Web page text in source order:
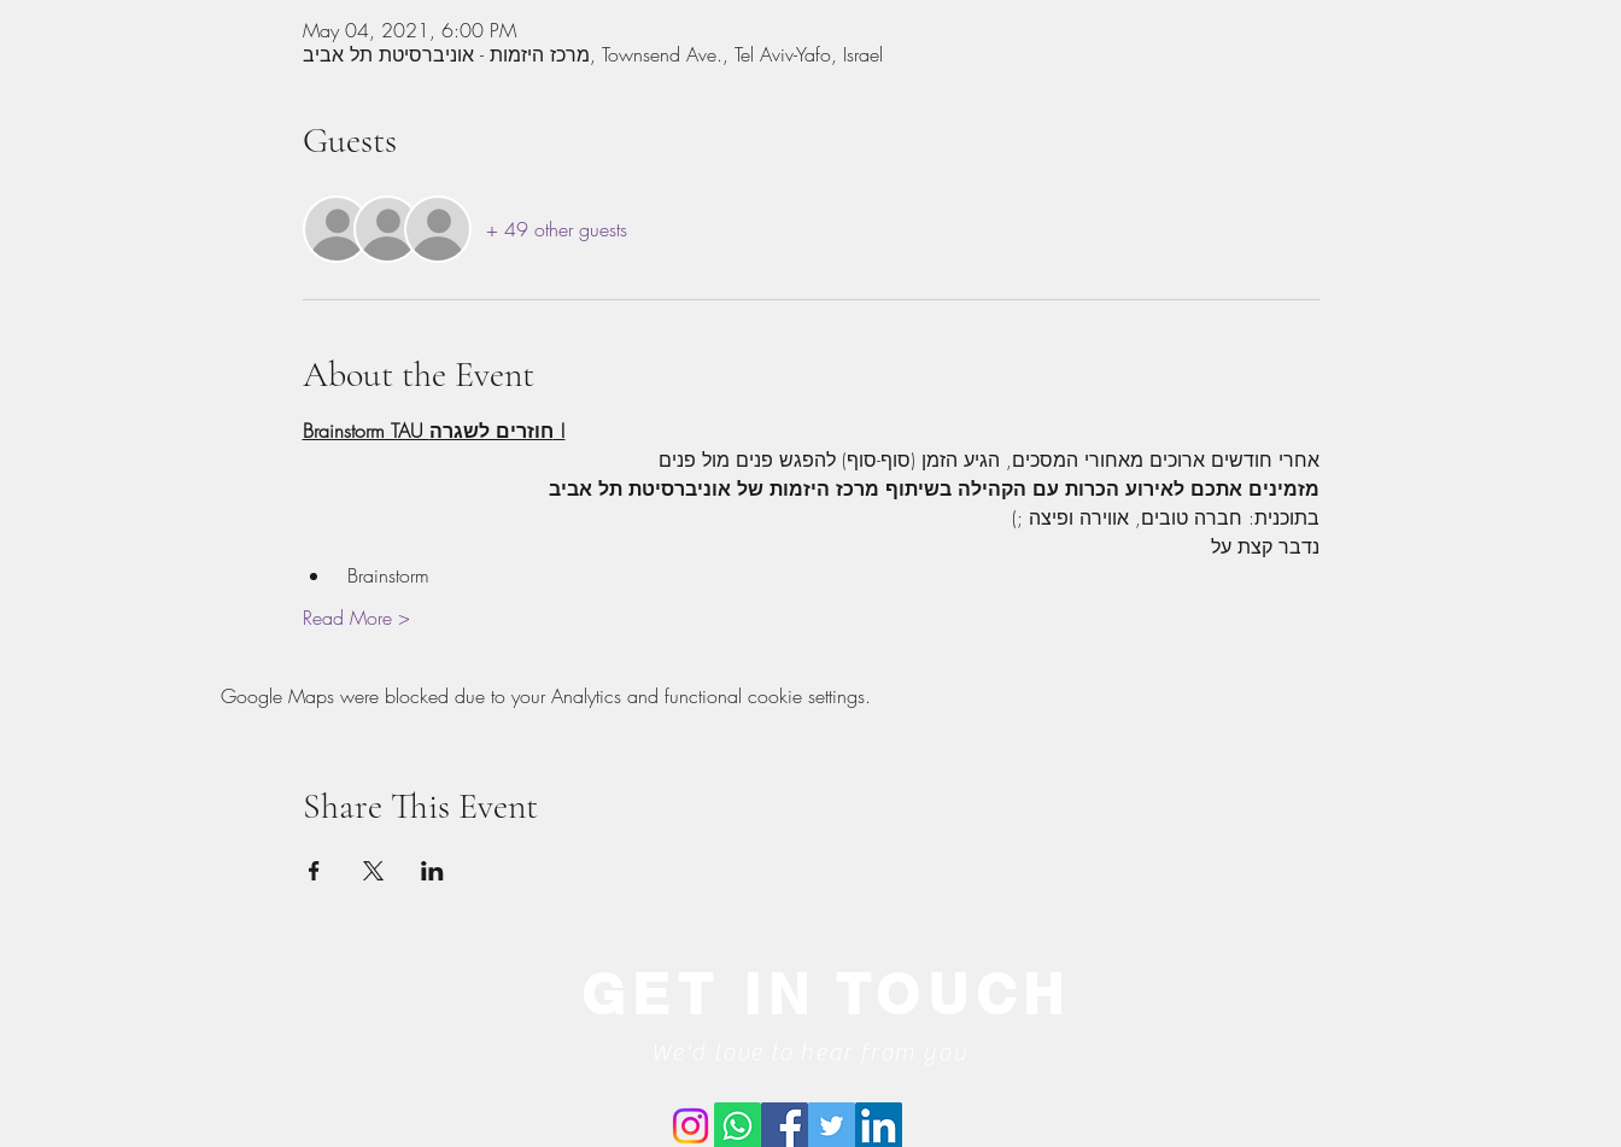
May 04, 2021, 6:00 PM
מרכז היזמות - אוניברסיטת תל אביב, Townsend Ave., Tel Aviv-Yafo, Israel
Guests
+ 49 other guests
About the Event
Brainstorm TAU חוזרים לשגרה !
אחרי חודשים ארוכים מאחורי המסכים, הגיע הזמן (סוף-סוף) להפגש פנים מול פנים
מזמינים אתכם לאירוע הכרות עם הקהילה בשיתוף מרכז היזמות של אוניברסיטת תל אביב
בתוכנית: חברה טובים, אווירה ופיצה ;)
נדבר קצת על
Brainstorm
Read More >
Google Maps were blocked due to your Analytics and functional cookie settings.
Share This Event